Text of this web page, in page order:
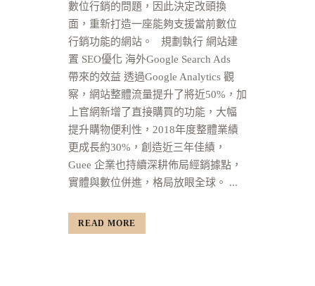
數位行銷的問題，因此決定改頭換
面，重新打造一座能夠支援當前數位
行銷功能的網站。 規劃執行 網站建
置 SEO優化 海外Google Search Ads
帶來的效益 透過Google Analytics 觀
察，網站整體流量提升了將近50%，加
上官網新增了直接購買的功能，大幅
提升購物便利性，2018年度整體業績
更成長約30%，創造近三年佳績，
Guee 企業也持續深耕佈局經銷據點，
實體與數位併進，格局放眼全球。 ...
READ MORE